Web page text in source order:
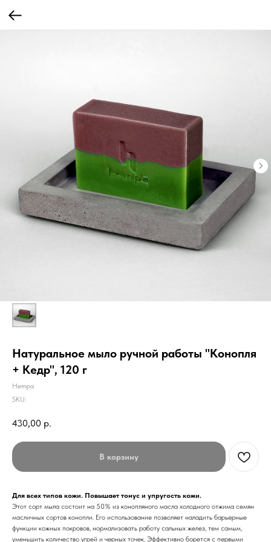
Натуральное мыло ручной работы "Конопля
+ Кедр", 120 г
Hempa
SKU:
430,00 р.
В корзину
Для всех типов кожи. Повышает тонус и упругость кожи.
Этот сорт мыла состоит на 50% из конопляного масла холодного отжима семян
масличных сортов конопли. Его использование позволяет наладить барьерные
функции кожных покровов, нормализовать работу сальных желез, тем самым,
уменьшить количество угрей и черных точек. Эффективно борется с первыми